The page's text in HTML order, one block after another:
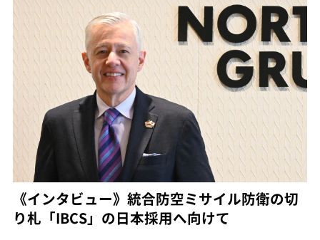
《インタビュー》統合防空ミサイル防衛の切
り札「IBCS」の日本採用へ向けて